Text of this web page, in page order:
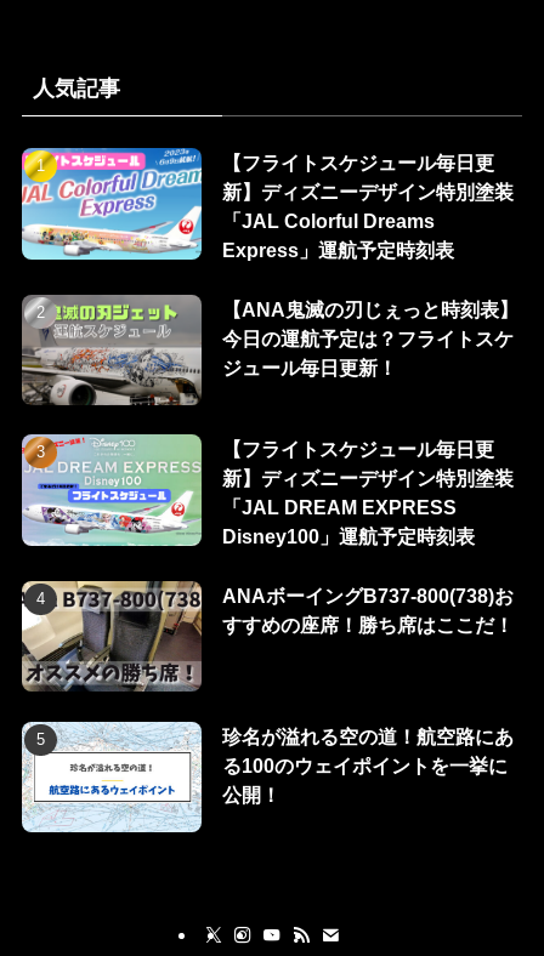
人気記事
【フライトスケジュール毎日更
新】ディズニーデザイン特別塗装
「JAL Colorful Dreams
Express」運航予定時刻表
【ANA鬼滅の刃じぇっと時刻表】
今日の運航予定は？フライトスケ
ジュール毎日更新！
【フライトスケジュール毎日更
新】ディズニーデザイン特別塗装
「JAL DREAM EXPRESS
Disney100」運航予定時刻表
ANAボーイングB737-800(738)お
すすめの座席！勝ち席はここだ！
珍名が溢れる空の道！航空路にあ
る100のウェイポイントを一挙に
公開！